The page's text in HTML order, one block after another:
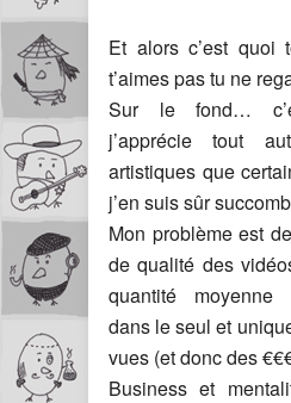
Et alors c’est quoi
t’aimes pas tu ne
Sur le fond…
j’apprécie tout
artistiques que
j’en suis sûr
Mon problème est
de qualité des
quantité moyenne
dans le seul et
vues (et donc des
Business et